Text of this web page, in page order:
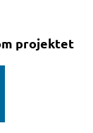
projektet